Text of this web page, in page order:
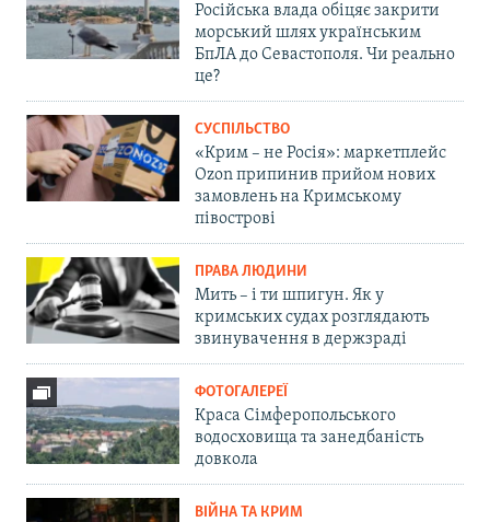
Російська влада обіцяє закрити
морський шлях українським
БпЛА до Севастополя. Чи реально
це?
СУСПІЛЬСТВО
«Крим – не Росія»: маркетплейс
Ozon припинив прийом нових
замовлень на Кримському
півострові
ПРАВА ЛЮДИНИ
Мить – і ти шпигун. Як у
кримських судах розглядають
звинувачення в держзраді
ФОТОГАЛЕРЕЇ
Краса Сімферопольського
водосховища та занедбаність
довкола
ВІЙНА ТА КРИМ